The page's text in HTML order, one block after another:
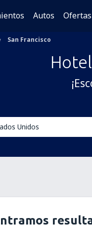
Autos Ofertas
San Francisco